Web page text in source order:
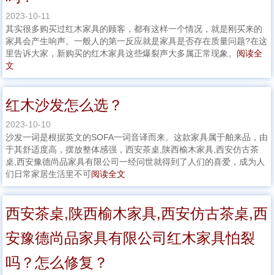
2023-10-11
其实很多购买过红木家具的顾客，都有这样一个情况，就是刚买来的
家具会产生响声。一般人的第一反应就是家具是否存在质量问题?在这
里告诉大家，新购买的红木家具这些爆裂声大多属正常现象。 阅读全
文
红木沙发怎么选？
2023-10-10
沙发一词是根据英文的SOFA一词音译而来。这款家具属于舶来品，由
于其舒适度高，摆放整体感强，西安茶桌,陕西榆木家具,西安仿古茶
桌,西安豫德尚品家具有限公司一经问世就得到了人们的喜爱，成为人
们日常家居生活里不可阅读全文
西安茶桌,陕西榆木家具,西安仿古茶桌,西
安豫德尚品家具有限公司红木家具怕裂
吗？怎么修复？